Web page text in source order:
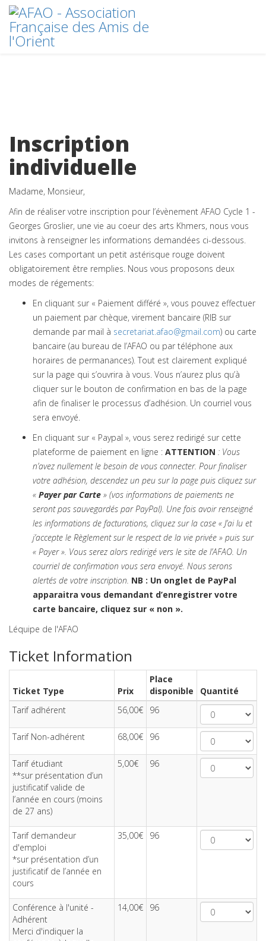
Inscription
individuelle
Madame, Monsieur,
Afin de réaliser votre inscription pour l’évènement AFAO Cycle 1 -
Georges Groslier, une vie au coeur des arts Khmers, nous vous
invitons à renseigner les informations demandées ci-dessous.
Les cases comportant un petit astérisque rouge doivent
obligatoirement être remplies. Nous vous proposons deux
modes de régements:
En cliquant sur « Paiement différé », vous pouvez effectuer
un paiement par chèque, virement bancaire (RIB sur
demande par mail à secretariat.afao@gmail.com) ou carte
bancaire (au bureau de l’AFAO ou par téléphone aux
horaires de permanances). Tout est clairement expliqué
sur la page qui s’ouvrira à vous. Vous n’aurez plus qu’à
cliquer sur le bouton de confirmation en bas de la page
afin de finaliser le processus d’adhésion. Un courriel vous
sera envoyé.
En cliquant sur « Paypal », vous serez redirigé sur cette
plateforme de paiement en ligne : ATTENTION : Vous
n’avez nullement le besoin de vous connecter. Pour finaliser
votre adhésion, descendez un peu sur la page puis cliquez sur
« Payer par Carte » (vos informations de paiements ne
seront pas sauvegardés par PayPal). Une fois avoir renseigné
les informations de facturations, cliquez sur la case « J’ai lu et
j’accepte le Règlement sur le respect de la vie privée » puis sur
« Payer ». Vous serez alors redirigé vers le site de l’AFAO. Un
courriel de confirmation vous sera envoyé. Nous serons
alertés de votre inscription. NB : Un onglet de PayPal
apparaitra vous demandant d’enregistrer votre
carte bancaire, cliquez sur « non ».
Léquipe de l'AFAO
Ticket Information
Ticket Type Prix
Place
disponible
Quantité
Tarif adhérent
56,00€ 96
Tarif Non-adhérent 68,00€ 96
Tarif étudiant
**sur présentation d’un
justificatif valide de
l’année en cours (moins
de 27 ans)
5,00€ 96
Tarif demandeur
d'emploi
*sur présentation d’un
justificatif de l’année en
cours
35,00€ 96
Conférence à l'unité -
Adhérent
Merci d'indiquer la
14,00€ 96